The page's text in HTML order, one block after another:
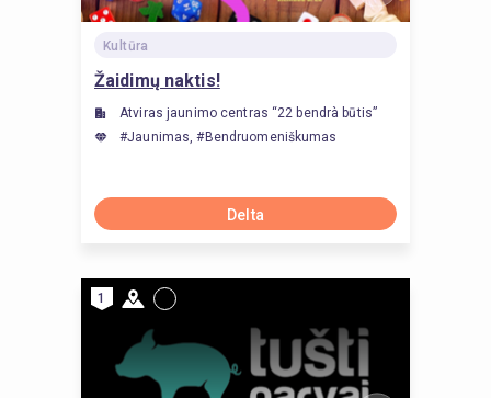
Kultūra
Žaidimų naktis!
Atviras jaunimo centras “22 bendrà būtis”
#Jaunimas, #Bendruomeniškumas
Delta
1